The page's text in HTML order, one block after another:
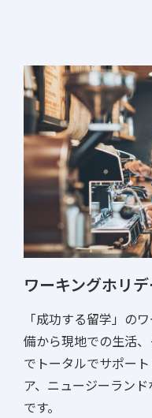
ワーキングホリデ
「成功する留学」の
備から現地での生活
でトータルでサポー
ア、ニュージーラン
です。